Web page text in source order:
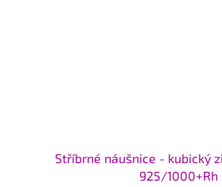
Stříbrné náušnice - kubický
925/1000+Rh